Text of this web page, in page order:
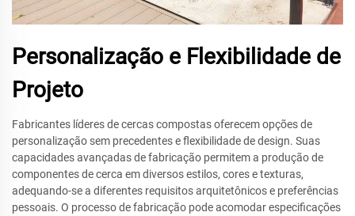
Personalização e Flexibilidade de
Projeto
Fabricantes líderes de cercas compostas oferecem opções de
personalização sem precedentes e flexibilidade de design. Suas
capacidades avançadas de fabricação permitem a produção de
componentes de cerca em diversos estilos, cores e texturas,
adequando-se a diferentes requisitos arquitetônicos e preferências
pessoais. O processo de fabricação pode acomodar especificações